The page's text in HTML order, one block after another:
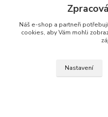
Obchodní podmínky
Ochrana osobních údajů
Kontakty
Reklamační řád
Náš e-shop a partneři
cookies, aby Vám mohli
Nastavení